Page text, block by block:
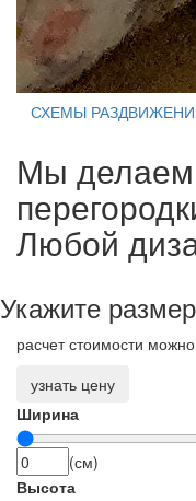
СХЕМЫ
Мы
Любой
Укажите
расчет стоимости
узнать цену
Ширина
(см)
Высота